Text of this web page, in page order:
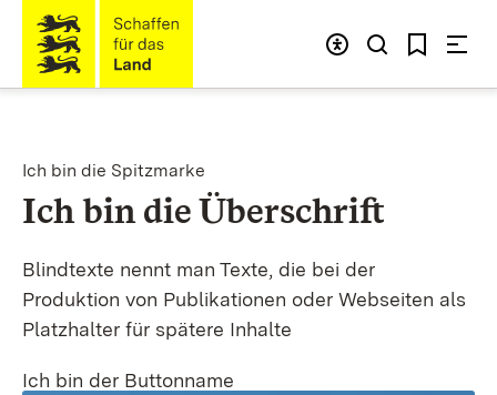
Zum Inhalt springen
Link zur Startseite
Ich bin die Spitzmarke
Ich bin die Überschrift
Blindtexte nennt man Texte, die bei der
Produktion von Publikationen oder Webseiten als
Platzhalter für spätere Inhalte
Ich bin der Buttonname